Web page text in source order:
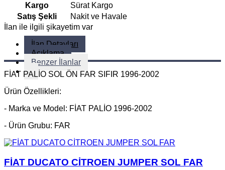
Kargo
Sürat Kargo
Satış Şekli
Nakit ve Havale
İlan ile ilgili şikayetim var
İlan Detayları
Açıklama
Benzer İlanlar
FİAT PALİO SOL ÖN FAR SIFIR 1996-2002
Ürün Özellikleri:
- Marka ve Model: FİAT PALİO 1996-2002
- Ürün Grubu: FAR
FİAT DUCATO CİTROEN JUMPER SOL FAR